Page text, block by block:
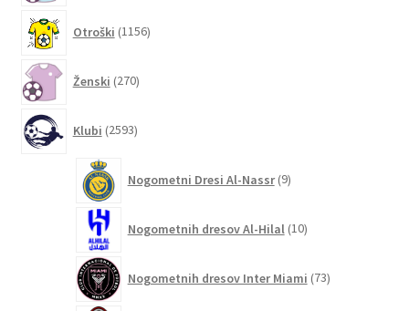
Otroški 1156izdelkov
Ženski 270izdelkov
Klubi 2593izdelkov
Nogometni Dresi Al-Nassr 9izdelkov
Nogometnih dresov Al-Hilal 10izdelkov
Nogometnih dresov Inter Miami 73izdelkov